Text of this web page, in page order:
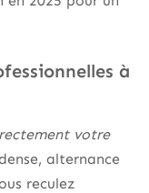
à
votre
alternance
reculez